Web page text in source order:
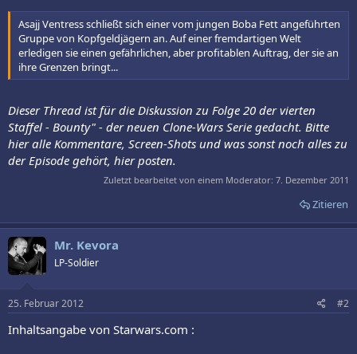
Asajj Ventress schließt sich einer vom jungen Boba Fett angeführten
Gruppe von Kopfgeldjägern an. Auf einer fremdartigen Welt
erledigen sie einen gefährlichen, aber profitablen Auftrag, der sie an
ihre Grenzen bringt...
Dieser Thread ist für die Diskussion zu Folge 20 der vierten
Staffel - Bounty" - der neuen Clone-Wars Serie gedacht. Bitte
hier alle Kommentare, Screen-Shots und was sonst noch alles zu
der Episode gehört, hier posten.
Zuletzt bearbeitet von einem Moderator: 7. Dezember 2011
Zitieren
Mr. Kevora
LP-Soldier
25. Februar 2012 #2
Inhaltsangabe von Starwars.com :